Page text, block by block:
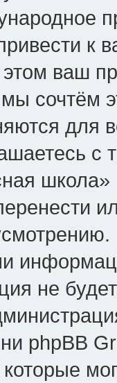
к
ваш
мы сочтём
для
не
phpBB